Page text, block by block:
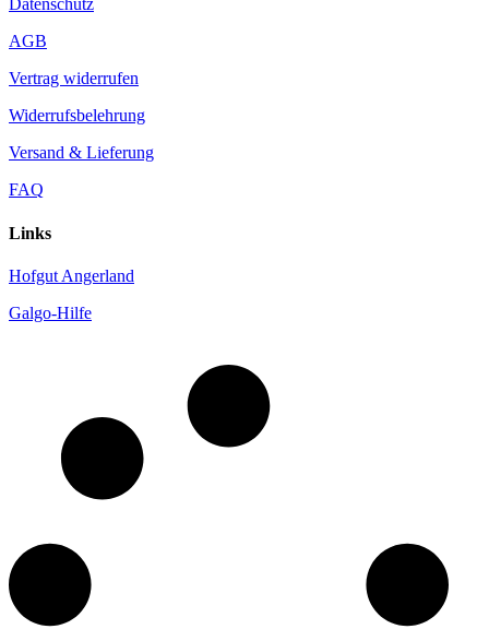
Datenschutz
AGB
Vertrag widerrufen
Widerrufsbelehrung
Versand & Lieferung
FAQ
Links
Hofgut Angerland
Galgo-Hilfe